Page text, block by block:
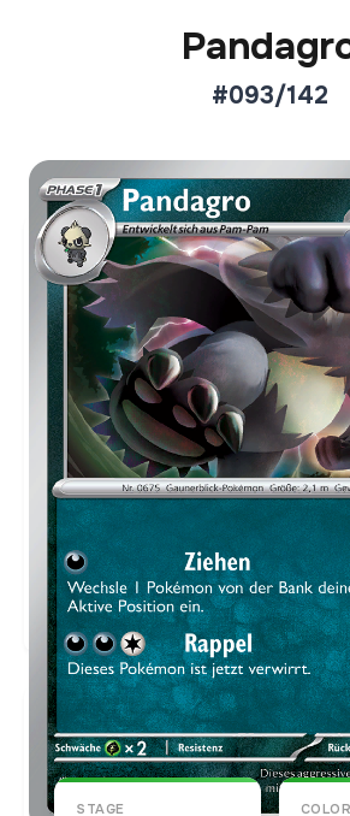
#093/142
Aktueller
€0,02
Normal
€0,17
Reverse Holo
Preise werden täglich
Karten-Info
STAGE COLOR